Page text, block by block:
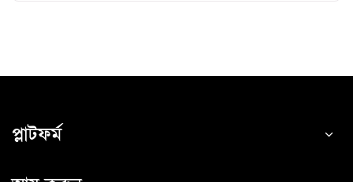
প্লাটফর্ম